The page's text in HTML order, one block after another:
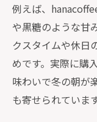
例えば、
や黒糖のような甘
クスタイムや休日
めです。実際に購
味わいで冬の朝が
も寄せられています